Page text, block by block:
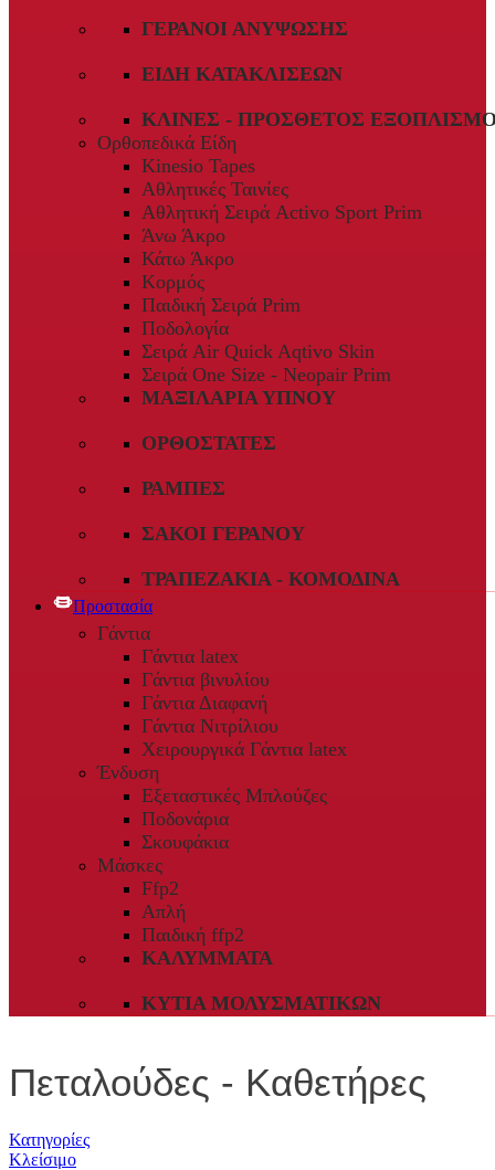
ΓΕΡΑΝΟΊ ΑΝΎΨΩΣΗΣ
ΕΊΔΗ ΚΑΤΑΚΛΊΣΕΩΝ
ΚΛΊΝΕΣ - ΠΡΌΣΘΕΤΟΣ
Ορθοπεδικά Είδη
Kinesio Tapes
Αθλητικές Ταινίες
Αθλητική Σειρά Activo Sport Prim
Άνω Άκρο
Κάτω Άκρο
Κορμός
Παιδική Σειρά Prim
Ποδολογία
Σειρά Air Quick Aqtivo Skin
Σειρά One Size - Neopair Prim
ΜΑΞΙΛΆΡΙΑ ΎΠΝΟΥ
ΟΡΘΟΣΤΆΤΕΣ
ΡΆΜΠΕΣ
ΣΆΚΟΙ ΓΕΡΑΝΟΎ
ΤΡΑΠΕΖΆΚΙΑ - ΚΟΜΟΔΊΝΑ
Προστασία
Γάντια
Γάντια latex
Γάντια βινυλίου
Γάντια Διαφανή
Γάντια Νιτρίλιου
Χειρουργικά Γάντια latex
Ένδυση
Εξεταστικές Μπλούζες
Ποδονάρια
Σκουφάκια
Μάσκες
Ffp2
Απλή
Παιδική ffp2
ΚΑΛΎΜΜΑΤΑ
ΚΥΤΊΑ ΜΟΛΥΣΜΑΤΙΚΏΝ
Πεταλούδες - Καθετήρες
Κατηγορίες
Κλείσιμο